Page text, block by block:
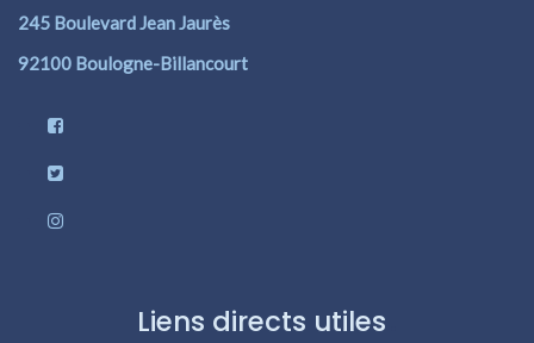
245 Boulevard Jean Jaurès
92100 Boulogne-Billancourt
Liens directs utiles